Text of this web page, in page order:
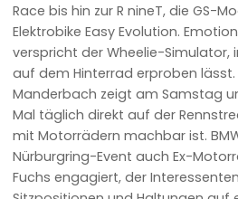
Race bis hin zur R nineT, die GS-
Elektrobike Easy Evolution.
verspricht der Wheelie-Simulator,
auf dem Hinterrad erproben lässt.
Manderbach zeigt am Samstag
Mal täglich direkt auf der
mit Motorrädern machbar ist.
Nürburgring-Event auch Ex-
Fuchs engagiert, der